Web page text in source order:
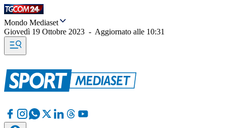
Mondo Mediaset
Giovedì 19 Ottobre 2023 - Aggiornato alle 10:31